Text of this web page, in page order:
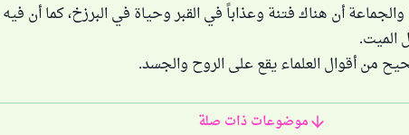
والجماعة أن هناك فتنة وعذاباً في القبر وحياة في البرزخ، كما أن فيه
الميت.
موضوعات ذات صلة